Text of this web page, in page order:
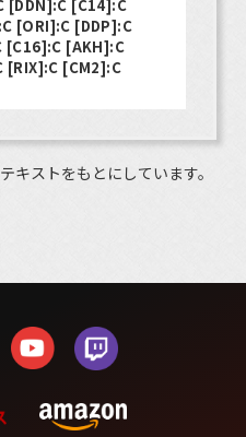
[DDN]:C [C14]:C
[ORI]:C [DDP]:C
[C16]:C [AKH]:C
[RIX]:C [CM2]:C
キストをもとにしています。